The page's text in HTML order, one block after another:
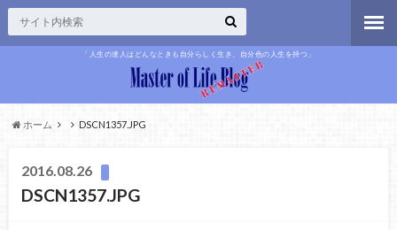
「人生の達人はどんなときも自分らしく生き、自分色の人生を持つ」
ホーム DSCN1357.JPG
2016.08.26
DSCN1357.JPG